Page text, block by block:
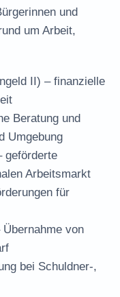
und
um Arbeit,
II) – finanzielle
Beratung und
Umgebung
geförderte
Arbeitsmarkt
für
Übernahme von
bei Schuldner-,